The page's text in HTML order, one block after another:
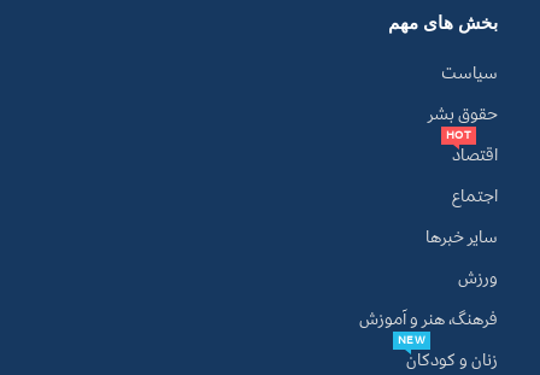
بخش های مهم
سیاست
حقوق بشر
اقتصاد
HOT
اجتماع
سایر خبرها
ورزش
فرهنگ، هنر و آموزش
زنان و کودکان
NEW